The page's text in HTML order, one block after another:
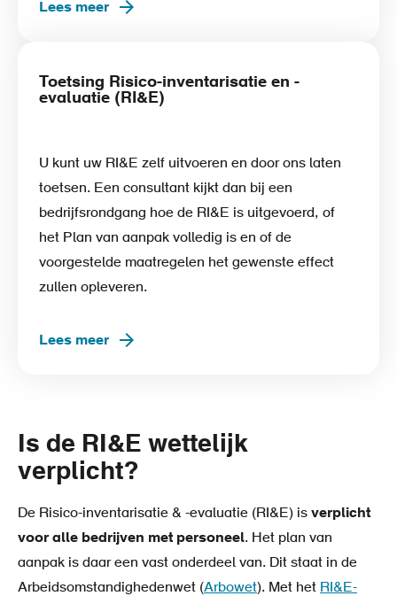
Lees meer
Toetsing Risico-inventarisatie en -
evaluatie (RI&E)
U kunt uw RI&E zelf uitvoeren en door ons laten
toetsen. Een consultant kijkt dan bij een
bedrijfsrondgang hoe de RI&E is uitgevoerd, of
het Plan van aanpak volledig is en of de
voorgestelde maatregelen het gewenste effect
zullen opleveren.
Lees meer
Is de RI&E wettelijk
verplicht?
De Risico-inventarisatie & -evaluatie (RI&E) is verplicht
voor alle bedrijven met personeel. Het plan van
aanpak is daar een vast onderdeel van. Dit staat in de
Arbeidsomstandighedenwet (Arbowet). Met het RI&E-